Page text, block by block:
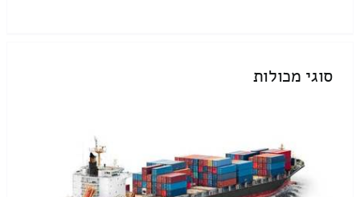
סוגי מכולות